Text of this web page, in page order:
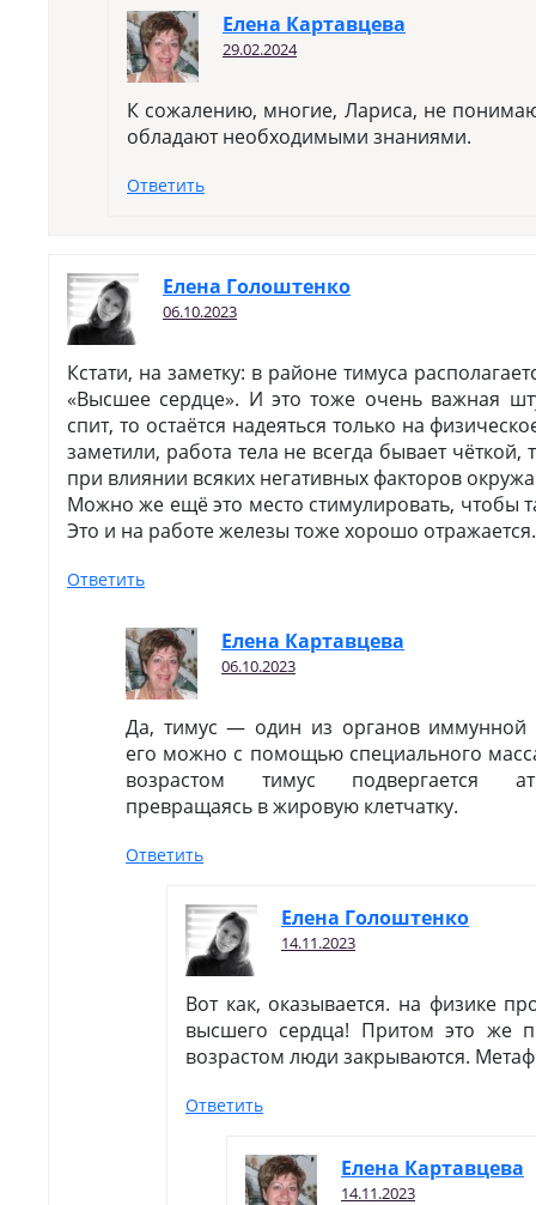
Елена Картавцева
29.02.2024
К сожалению, многие, Лариса, не
обладают необходимыми знаниями.
Ответить
Елена Голоштенко
06.10.2023
Кстати, на заметку: в районе тимуса
«Высшее сердце». И это тоже очень важная
спит, то остаётся надеяться только на
заметили, работа тела не всегда бывает чёткой,
при влиянии всяких негативных факторов
Можно же ещё это место стимулировать, чтобы
Это и на работе железы тоже хорошо отражается.
Ответить
Елена Картавцева
06.10.2023
Да, тимус — один из органов иммунной
его можно с помощью специального
возрастом тимус подвергается
превращаясь в жировую клетчатку.
Ответить
Елена Голоштенко
14.11.2023
Вот как, оказывается. на физике
высшего сердца! Притом это же
возрастом люди закрываются.
Ответить
Елена Картавцева
14.11.2023